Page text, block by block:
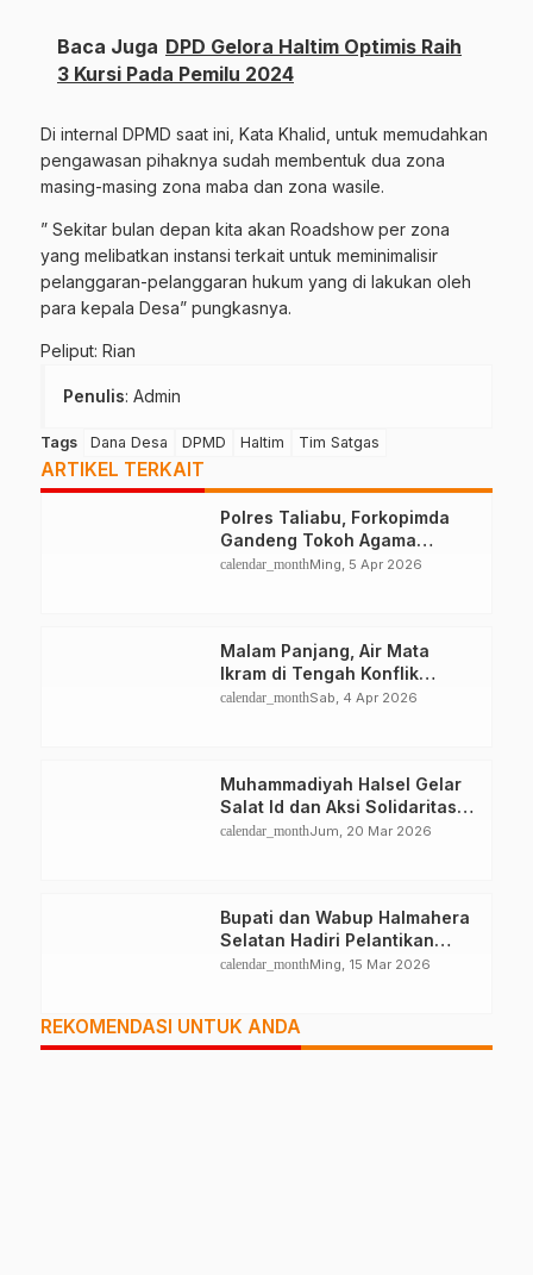
Baca Juga DPD Gelora Haltim Optimis Raih
3 Kursi Pada Pemilu 2024
Di internal DPMD saat ini, Kata Khalid, untuk memudahkan
pengawasan pihaknya sudah membentuk dua zona
masing-masing zona maba dan zona wasile.
” Sekitar bulan depan kita akan Roadshow per zona
yang melibatkan instansi terkait untuk meminimalisir
pelanggaran-pelanggaran hukum yang di lakukan oleh
para kepala Desa” pungkasnya.
Peliput: Rian
Penulis: Admin
Tags Dana Desa DPMD Haltim Tim Satgas
ARTIKEL TERKAIT
Polres Taliabu, Forkopimda
Gandeng Tokoh Agama
Deklarasikan Damai
calendar_monthMing, 5 Apr 2026
Malam Panjang, Air Mata
Ikram di Tengah Konflik
Halteng
calendar_monthSab, 4 Apr 2026
Muhammadiyah Halsel Gelar
Salat Id dan Aksi Solidaritas
Palestina
calendar_monthJum, 20 Mar 2026
Bupati dan Wabup Halmahera
Selatan Hadiri Pelantikan
Mabiran Pramuka se-Kwarcab
calendar_monthMing, 15 Mar 2026
REKOMENDASI UNTUK ANDA